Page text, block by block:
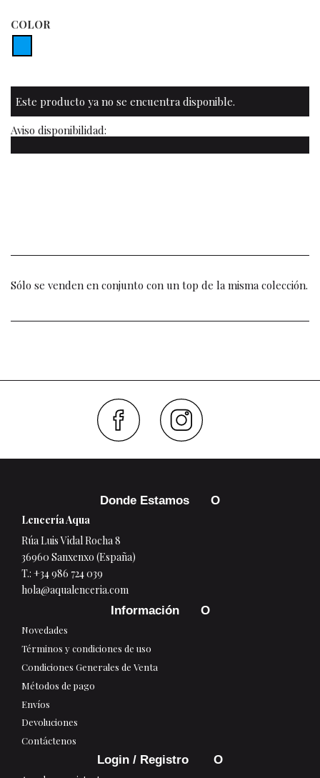
COLOR
Este producto ya no se encuentra disponible.
Aviso disponibilidad:
Sólo se venden en conjunto con un top de la misma colección.
Donde Estamos
Lencería Aqua
Rúa Luis Vidal Rocha 8
36960 Sanxenxo (España)
T.: +34 986 724 039
hola@aqualenceria.com
Información
Novedades
Términos y condiciones de uso
Condiciones Generales de Venta
Métodos de pago
Envíos
Devoluciones
Contáctenos
Login / Registro